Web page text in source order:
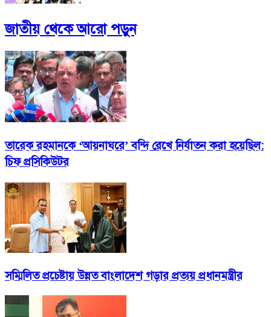
জাতীয়থেকে আরো পড়ুন
তারেক রহমানকে ‘আয়নাঘরে’ বন্দি রেখে নির্যাতন করা হয়েছিল:
চিফ প্রসিকিউটর
সম্মিলিত প্রচেষ্টায় উন্নত বাংলাদেশ গড়ার প্রত্যয় প্রধানমন্ত্রীর